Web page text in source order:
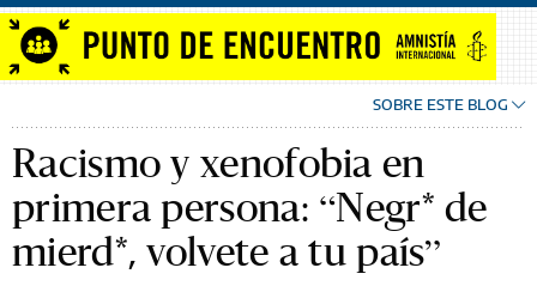
SOBRE ESTE BLOG
Racismo y xenofobia en
primera persona: “Negr* de
mierd*, volvete a tu país”